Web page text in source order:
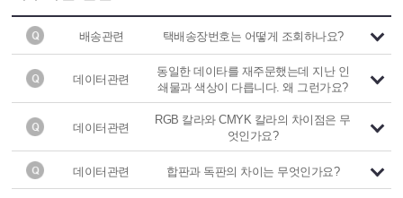
배송관련 택배송장번호는 어떻게 조회하나요?
데이터관련
동일한 데이타를 재주문했는데 지난 인
쇄물과 색상이 다릅니다. 왜 그런가요?
데이터관련
RGB 칼라와 CMYK 칼라의 차이점은 무
엇인가요?
데이터관련 합판과 독판의 차이는 무엇인가요?